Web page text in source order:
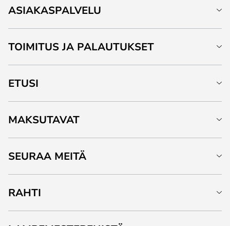
ASIAKASPALVELU
TOIMITUS JA PALAUTUKSET
ETUSI
MAKSUTAVAT
SEURAA MEITÄ
RAHTI